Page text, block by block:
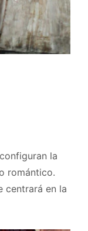
la
romántico.
centrará en la